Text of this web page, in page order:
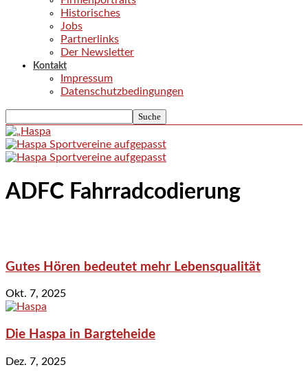
Historisches
Jobs
Partnerlinks
Der Newsletter
Kontakt
Impressum
Datenschutzbedingungen
ADFC Fahrradcodierung
Gutes Hören bedeutet mehr Lebensqualität
Okt. 7, 2025
Die Haspa in Bargteheide
Dez. 7, 2025